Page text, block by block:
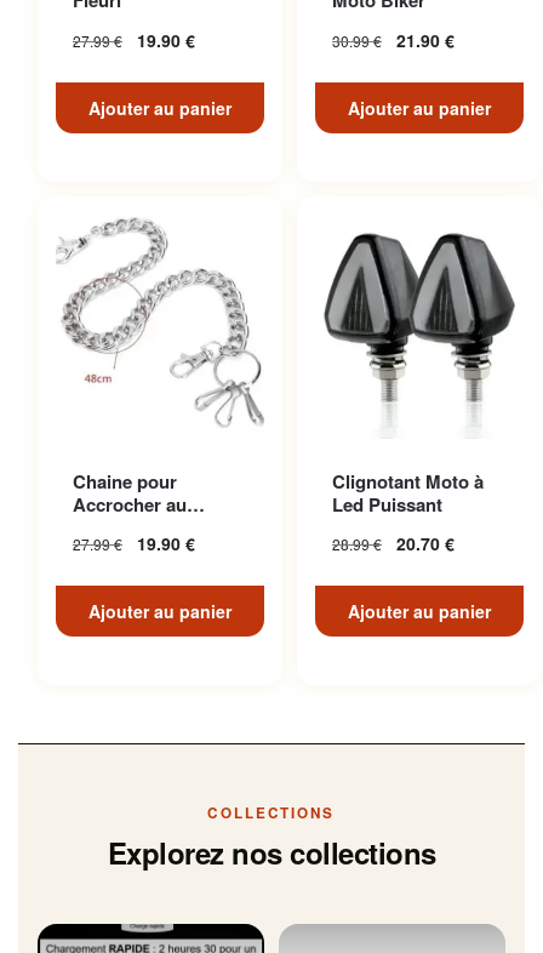
27.99€ 19.90 €
Ajouter au panier
30.99€ 21.90 €
Ajouter au panier
Chaine pour
Accrocher au
Inoxydable
27.99€ 19.90 €
Ajouter au panier
Clignotant Moto à
Led Puissant
28.99€ 20.70 €
Ajouter au panier
COLLECTIONS
Explorez nos collections